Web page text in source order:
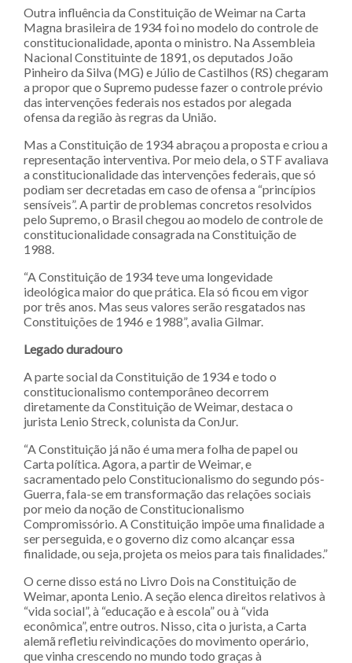
Outra influência da Constituição de Weimar na Carta
Magna brasileira de 1934 foi no modelo do controle de
constitucionalidade, aponta o ministro. Na Assembleia
Nacional Constituinte de 1891, os deputados João
Pinheiro da Silva (MG) e Júlio de Castilhos (RS) chegaram
a propor que o Supremo pudesse fazer o controle prévio
das intervenções federais nos estados por alegada
ofensa da região às regras da União.
Mas a Constituição de 1934 abraçou a proposta e criou a
representação interventiva. Por meio dela, o STF avaliava
a constitucionalidade das intervenções federais, que só
podiam ser decretadas em caso de ofensa a “princípios
sensíveis”. A partir de problemas concretos resolvidos
pelo Supremo, o Brasil chegou ao modelo de controle de
constitucionalidade consagrada na Constituição de
1988.
“A Constituição de 1934 teve uma longevidade
ideológica maior do que prática. Ela só ficou em vigor
por três anos. Mas seus valores serão resgatados nas
Constituições de 1946 e 1988”, avalia Gilmar.
Legado duradouro
A parte social da Constituição de 1934 e todo o
constitucionalismo contemporâneo decorrem
diretamente da Constituição de Weimar, destaca o
jurista Lenio Streck, colunista da ConJur.
“A Constituição já não é uma mera folha de papel ou
Carta política. Agora, a partir de Weimar, e
sacramentado pelo Constitucionalismo do segundo pós-
Guerra, fala-se em transformação das relações sociais
por meio da noção de Constitucionalismo
Compromissório. A Constituição impõe uma finalidade a
ser perseguida, e o governo diz como alcançar essa
finalidade, ou seja, projeta os meios para tais finalidades.”
O cerne disso está no Livro Dois na Constituição de
Weimar, aponta Lenio. A seção elenca direitos relativos à
“vida social”, à “educação e à escola” ou à “vida
econômica”, entre outros. Nisso, cita o jurista, a Carta
alemã refletiu reivindicações do movimento operário,
que vinha crescendo no mundo todo graças à